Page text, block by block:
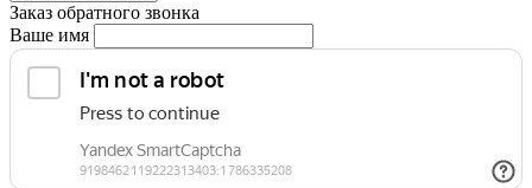
Заказ обратного звонка
Ваше имя